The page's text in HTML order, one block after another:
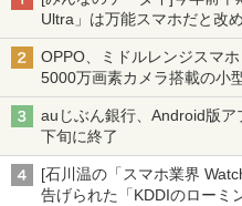
Ultra」は万能スマホだと改
OPPO、ミドルレンジスマ
5000万画素カメラ搭載の小
auじぶん銀行、Android版ア
下旬に終了
[石川温の「スマホ業界
告げられた「KDDIのローミ